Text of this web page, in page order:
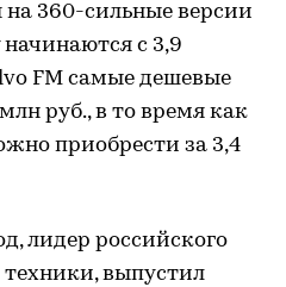
на 360-сильные версии
с 3,9
FM самые дешевые
руб., в то время как
приобрести за 3,4
лидер российского
выпустил